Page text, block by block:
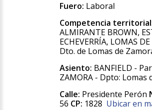
Fuero: Laboral
Competencia
ALMIRANTE BROWN,
ECHEVERRÍA, LOMAS
Dto. de Lomas de
Asiento: BANFIELD -
ZAMORA - Dpto: Lomas
Calle: Presidente Perón
56 CP: 1828 Ubicar en